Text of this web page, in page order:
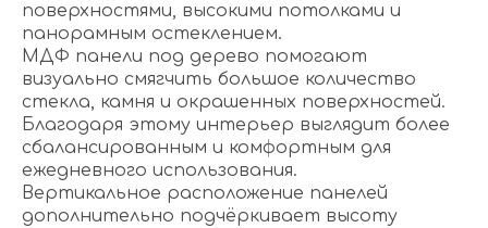
поверхностями, высокими потолками и
панорамным остеклением.
МДФ панели под дерево помогают
визуально смягчить большое количество
стекла, камня и окрашенных поверхностей.
Благодаря этому интерьер выглядит более
сбалансированным и комфортным для
ежедневного использования.
Вертикальное расположение панелей
дополнительно подчёркивает высоту